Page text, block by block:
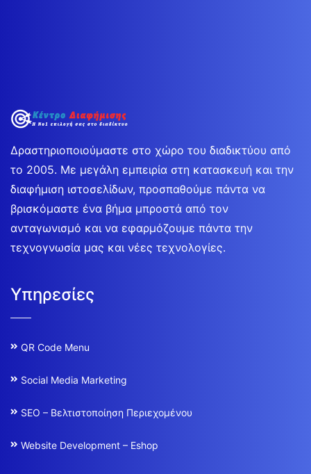
Δραστηριοποιούμαστε στο χώρο του διαδικτύου από
το 2005. Με μεγάλη εμπειρία στη κατασκευή και την
διαφήμιση ιστοσελίδων, προσπαθούμε πάντα να
βρισκόμαστε ένα βήμα μπροστά από τον
ανταγωνισμό και να εφαρμόζουμε πάντα την
τεχνογνωσία μας και νέες τεχνολογίες.
Υπηρεσίες
QR Code Menu
Social Media Marketing
SEO – Βελτιστοποίηση Περιεχομένου
Website Development – Eshop